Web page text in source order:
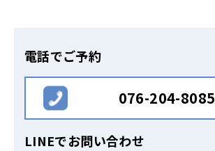
電話でご予約
076-204-8085
LINEでお問い合わせ